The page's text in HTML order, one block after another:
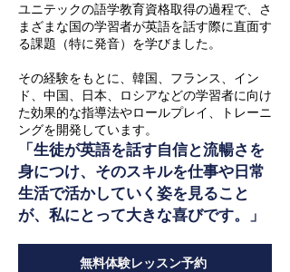
ユニテックの語学教育資格取得の過程で、さ
まざまな国の学習者が英語を話す際に直面す
る課題（特に発音）を学びました。
その経験をもとに、韓国、フランス、イン
ド、中国、日本、ロシアなどの学習者に向け
た効果的な指導法やロールプレイ、トレーニ
ングを開発しています。​
「生徒が英語を話す自信と流暢さを
身につけ、そのスキルを仕事や日常
生活で活かしていく姿を見ること
が、私にとって大きな喜びです。」
無料体験レッスン予約